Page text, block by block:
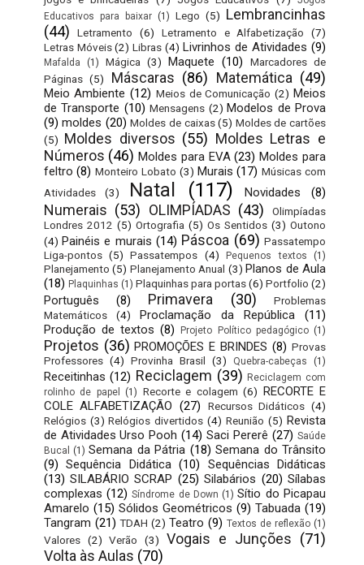
Educativos para baixar (1) Lego (5) Lembrancinhas
(44)
Letramento (6) Letramento e Alfabetização
(7)
Letras Móveis (2) Libras (4) Livrinhos de Atividades (9)
Mafalda (1) Mágica (3) Maquete (10)
Marcadores de
Páginas (5) Máscaras (86) Matemática (49)
Meio Ambiente (12) Meios de Comunicação (2) Meios
de Transporte (10) Mensagens (2) Modelos de Prova
(9) moldes (20) Moldes de caixas (5) Moldes de cartões
(5) Moldes diversos (55) Moldes Letras e
Números (46) Moldes para EVA (23) Moldes para
feltro (8) Monteiro Lobato (3) Murais (17) Músicas com
Atividades
(3) Natal (117) Novidades (8)
Numerais (53) OLIMPÍADAS (43)
Olimpíadas
Londres 2012 (5) Ortografia (5) Os Sentidos (3) Outono
(4) Painéis e murais (14) Páscoa (69) Passatempo
Liga-pontos (5) Passatempos (4) Pequenos textos (1)
Planejamento (5) Planejamento Anual (3) Planos de Aula
(18) Plaquinhas (1) Plaquinhas para portas(6) Portfolio (2)
Português (8) Primavera (30)
Problemas
Matemáticos
(4) Proclamação da República
(11)
Produção de textos (8) Projeto Político pedagógico (1)
Projetos (36) PROMOÇÕES E BRINDES (8) Provas
Professores (4) Provinha Brasil (3) Quebra-cabeças (1)
Receitinhas (12) Reciclagem (39) Reciclagem com
rolinho de papel
(1) Recorte e colagem (6) RECORTE E
COLE ALFABETIZAÇÃO (27) Recursos Didáticos (4)
Relógios (3) Relógios divertidos (4) Reunião (5) Revista
de Atividades Urso Pooh (14) Saci Pererê (27) Saúde
Bucal
(1) Semana da Pátria (18) Semana do Trânsito
(9) Sequência Didática (10)
Sequências Didáticas
(13) SILABÁRIO SCRAP (25) Silabários (20) Sílabas
complexas (12) Síndrome de Down (1) Sítio do Picapau
Amarelo (15) Sólidos Geométricos (9) Tabuada (19)
Tangram (21) TDAH (2) Teatro (9) Textos de reflexão (1)
Valores (2) Verão (3) Vogais e Junções (71)
Volta às Aulas (70)